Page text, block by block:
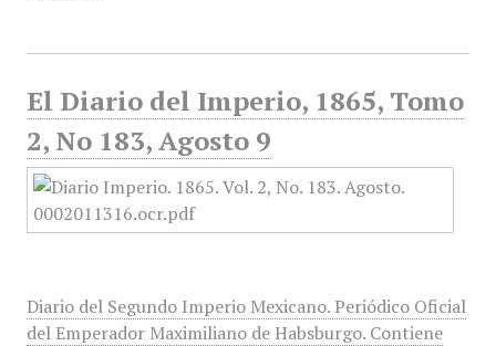
El Diario del Imperio, 1865, Tomo
2, No 183, Agosto 9
Diario del Segundo Imperio Mexicano. Periódico Oficial
del Emperador Maximiliano de Habsburgo. Contiene